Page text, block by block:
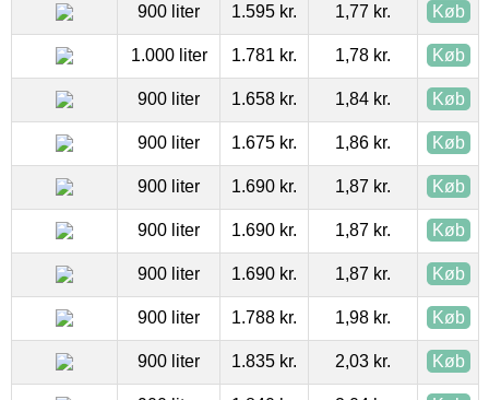
900 liter 1.595 kr. 1,77 kr. Køb
1.000 liter 1.781 kr. 1,78 kr. Køb
900 liter 1.658 kr. 1,84 kr. Køb
900 liter 1.675 kr. 1,86 kr. Køb
900 liter 1.690 kr. 1,87 kr. Køb
900 liter 1.690 kr. 1,87 kr. Køb
900 liter 1.690 kr. 1,87 kr. Køb
900 liter 1.788 kr. 1,98 kr. Køb
900 liter 1.835 kr. 2,03 kr. Køb